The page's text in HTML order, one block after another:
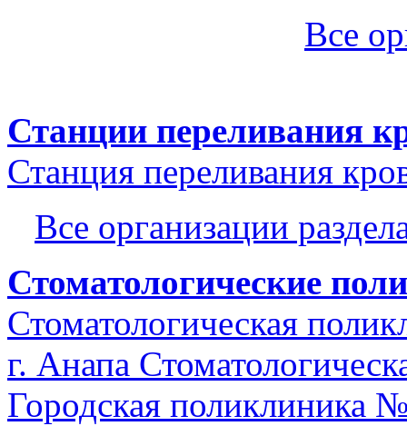
Все
Станции переливания
Станция переливания
Все организации
Стоматологические
Стоматологическая
г. Анапа
Городская поликлиника